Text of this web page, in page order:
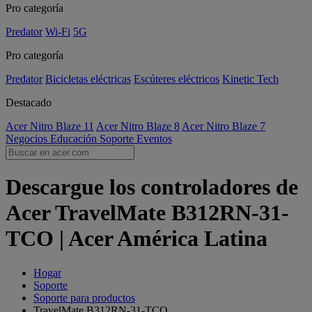
Pro categoría
Predator Wi-Fi 5G
Pro categoría
Predator Bicicletas eléctricas Escúteres eléctricos Kinetic Tech
Destacado
Acer Nitro Blaze 11 Acer Nitro Blaze 8 Acer Nitro Blaze 7
Negocios Educación Soporte Eventos
Descargue los controladores de
Acer TravelMate B312RN-31-
TCO | Acer América Latina
Hogar
Soporte
Soporte para productos